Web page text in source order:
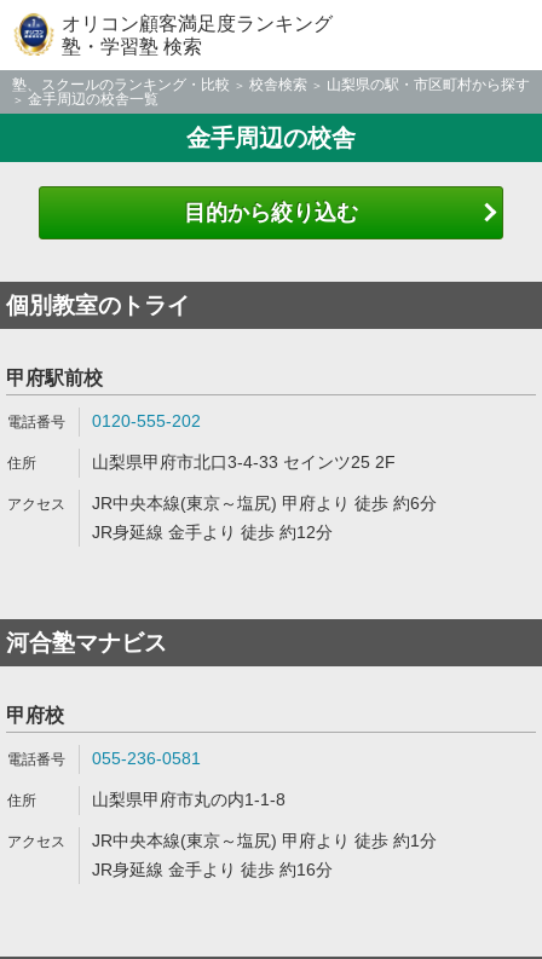
オリコン顧客満足度ランキング
塾・学習塾 検索
塾、スクールのランキング・比較 校舎検索
山梨県の駅・市区町村から探す
金手周辺の校舎一覧
金手周辺の校舎
目的から絞り込む
個別教室のトライ
甲府駅前校
0120-555-202
山梨県甲府市北口3-4-33 セインツ25 2F
JR中央本線(東京～塩尻) 甲府より 徒歩 約6分
JR身延線 金手より 徒歩 約12分
河合塾マナビス
甲府校
055-236-0581
山梨県甲府市丸の内1-1-8
JR中央本線(東京～塩尻) 甲府より 徒歩 約1分
JR身延線 金手より 徒歩 約16分